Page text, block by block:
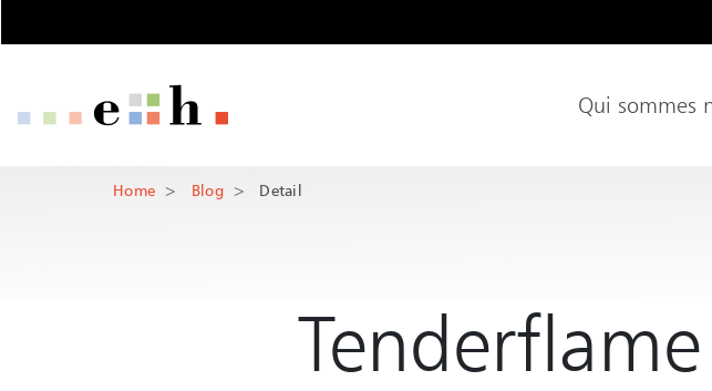
Detail
Pages importantes
Page d'accueil
Qui sommes
Contenu principal
Rootline
Home Blog Detail
Tenderflame